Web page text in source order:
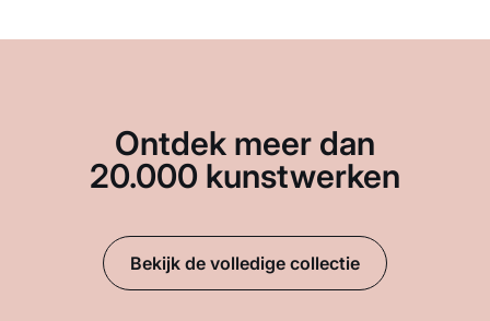
Ontdek meer dan
20.000 kunstwerken
Bekijk de volledige collectie